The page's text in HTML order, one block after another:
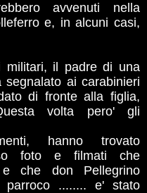
avvenuti nella
e, in alcuni casi,
militari, il padre di una
ai carabinieri
di fronte alla figlia,
volta pero' gli
hanno trovato
foto e filmati che
che don Pellegrino
parroco ........ e' stato